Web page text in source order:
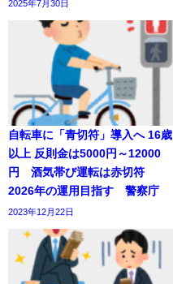
2025年7月30日
自転車に「青切符」導入へ 16歳
以上 反則金は5000円～12000
円 酒気帯び運転は赤切符
2026年の運用目指す 警察庁
2023年12月22日